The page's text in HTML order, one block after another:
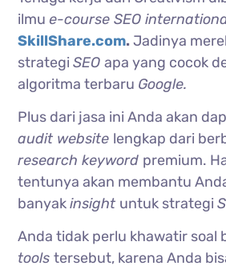
ilmu e-course SEO
SkillShare.com.Jadinya
strategiSEOapa yang cocok
algoritma terbaru Google.
Plus dari jasa ini Anda akan
audit website lengkap dari
research keyword premium.
tentunya akan membantu
banyakinsight untuk strategi
Anda tidak perlu khawatir soal
toolstersebut, karena Anda